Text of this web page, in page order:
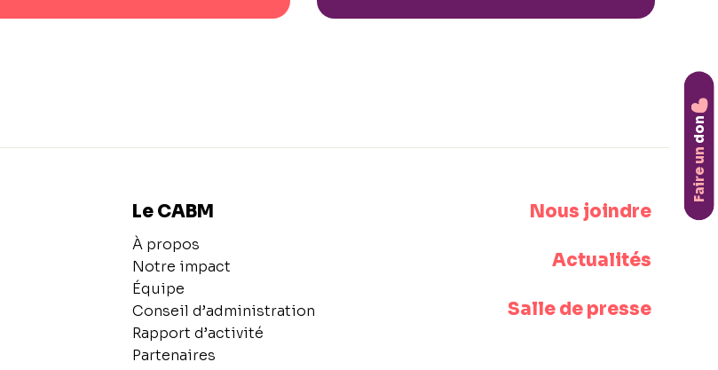
Le CABM
À propos
Notre impact
Équipe
Conseil d’administration
Rapport d’activité
Partenaires
Nous joindre
Actualités
Salle de presse
Faire un
don